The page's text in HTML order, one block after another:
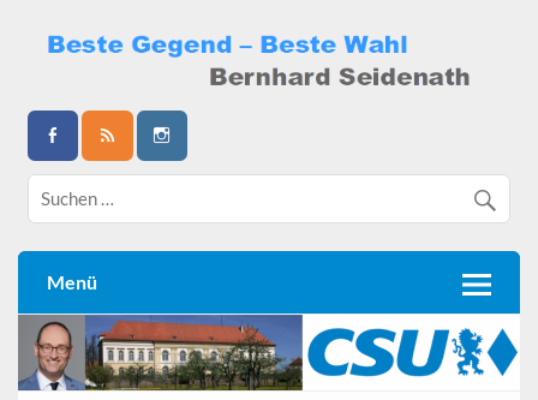
content
Bernhard Seidenath
Menü